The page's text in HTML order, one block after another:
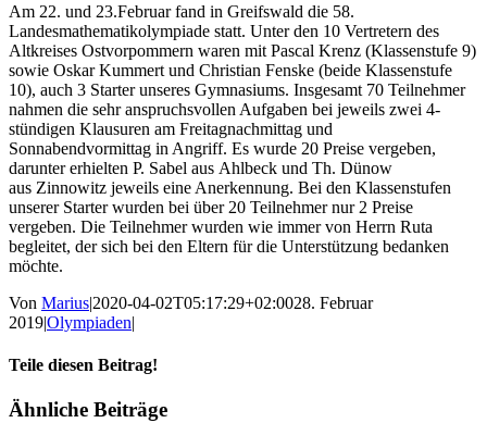
Am 22. und 23.Februar fand in Greifswald die 58.
Landesmathematikolympiade statt. Unter den 10 Vertretern des
Altkreises Ostvorpommern waren mit Pascal Krenz (Klassenstufe 9)
sowie Oskar Kummert und Christian Fenske (beide Klassenstufe
10), auch 3 Starter unseres Gymnasiums. Insgesamt 70 Teilnehmer
nahmen die sehr anspruchsvollen Aufgaben bei jeweils zwei 4-
stündigen Klausuren am Freitagnachmittag und
Sonnabendvormittag in Angriff. Es wurde 20 Preise vergeben,
darunter erhielten P. Sabel aus Ahlbeck und Th. Dünow
aus Zinnowitz jeweils eine Anerkennung. Bei den Klassenstufen
unserer Starter wurden bei über 20 Teilnehmer nur 2 Preise
vergeben. Die Teilnehmer wurden wie immer von Herrn Ruta
begleitet, der sich bei den Eltern für die Unterstützung bedanken
möchte.
Von Marius|2020-04-02T05:17:29+02:0028. Februar
2019|Olympiaden|
Teile diesen Beitrag!
Facebook
X
Tumblr
Pinterest
E-
Ähnliche Beiträge